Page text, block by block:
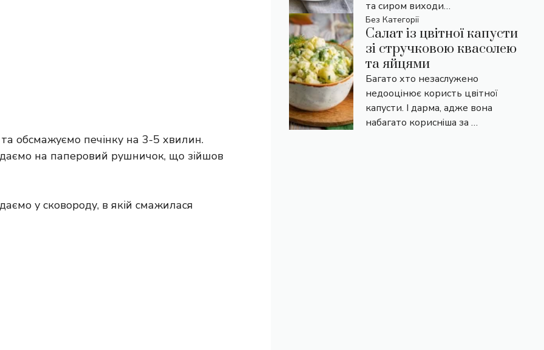
обсмажуємо печінку на 3-5 хвилин.
на паперовий рушничок, що зійшов
у сковороду, в якій смажилася
та сиром виходи…
Без Категорії
Салат із цвітної капусти
зі стручковою квасолею
та яйцями
Багато хто незаслужено
недооцінює користь цвітної
капусти. І дарма, адже вона
набагато корисніша за …